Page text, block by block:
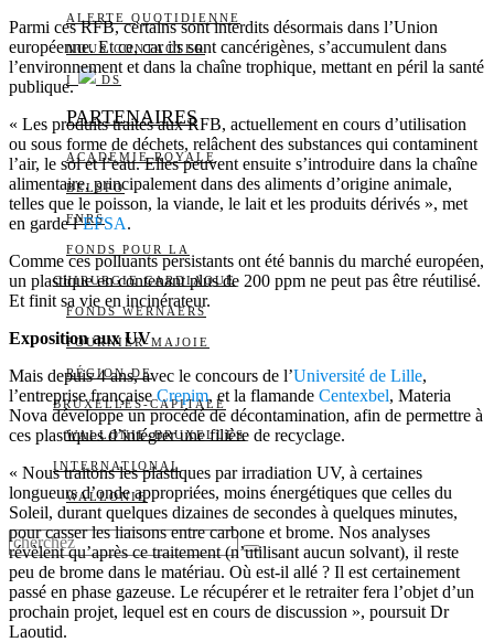
ALERTE QUOTIDIENNE
NOUS CONTACTER
I DS
PARTENAIRES
ACADÉMIE ROYALE
BELSPO
FNRS
FONDS POUR LA
CHIRURGIE CARDIAQUE
FONDS WERNAERS
FOURNIER-MAJOIE
RÉGION DE
BRUXELLES-CAPITALE
WALLONIE-BRUXELLES
INTERNATIONAL
WALLONIE
Parmi ces RFB, certains sont interdits désormais dans l’Union
européenne. Et ce, car ils sont cancérigènes, s’accumulent dans
l’environnement et dans la chaîne trophique, mettant en péril la santé
publique.
« Les produits traités aux RFB, actuellement en cours d’utilisation
ou sous forme de déchets, relâchent des substances qui contaminent
l’air, le sol et l’eau. Elles peuvent ensuite s’introduire dans la chaîne
alimentaire, principalement dans des aliments d’origine animale,
telles que le poisson, la viande, le lait et les produits dérivés », met
en garde l’EFSA.
Comme ces polluants persistants ont été bannis du marché européen,
un plastique en contenant plus de 200 ppm ne peut pas être réutilisé.
Et finit sa vie en incinérateur.
Exposition aux UV
Mais depuis 4 ans, avec le concours de l’Université de Lille,
l’entreprise françaiseCrepim, et la flamande Centexbel, Materia
Nova développe un procédé de décontamination, afin de permettre à
ces plastiques d’intégrer une filière de recyclage.
« Nous traitons les plastiques par irradiation UV, à certaines
longueurs d’onde appropriées, moins énergétiques que celles du
Soleil, durant quelques dizaines de secondes à quelques minutes,
pour casser les liaisons entre carbone et brome. Nos analyses
révèlent qu’après ce traitement (n’utilisant aucun solvant), il reste
peu de brome dans le matériau. Où est-il allé ? Il est certainement
passé en phase gazeuse. Le récupérer et le retraiter fera l’objet d’un
prochain projet, lequel est en cours de discussion », poursuit Dr
Laoutid.